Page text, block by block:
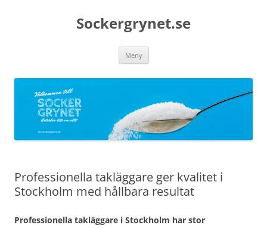
Sockergrynet.se
Meny Hoppa
innehåll
Professionella takläggare ger kvalitet i
Stockholm med hållbara resultat
Professionella takläggare i Stockholm har stor